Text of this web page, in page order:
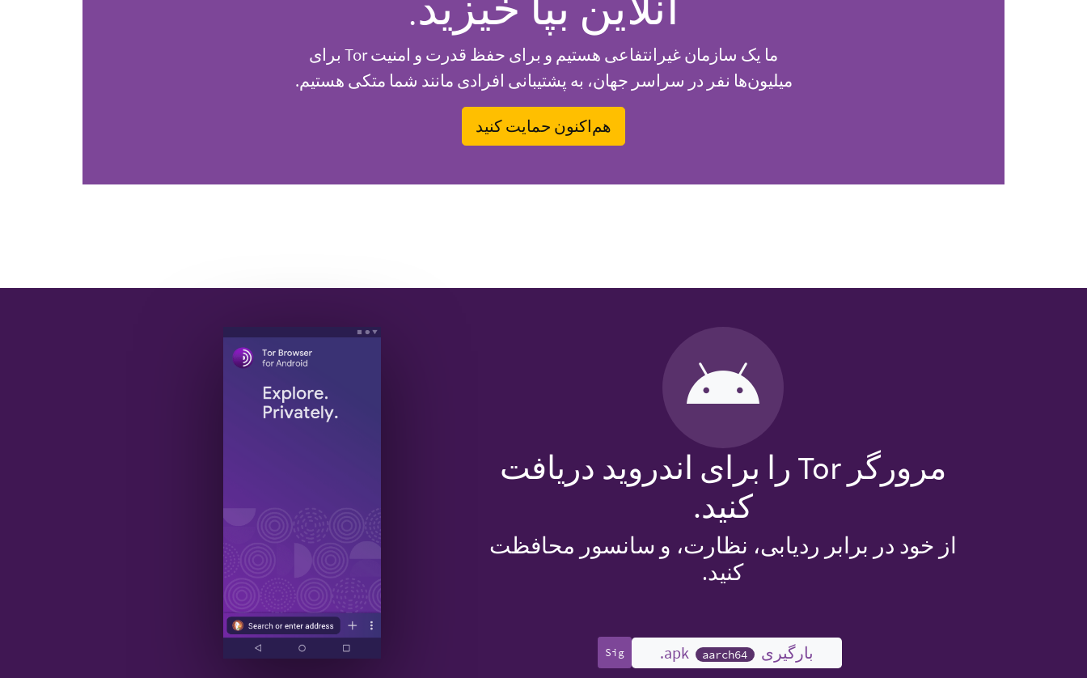
ما یک سازمان غیرانتفاعی هستیم و برای حفظ قدرت و امنیت Tor برای
میلیون‌ها نفر در سراسر جهان، به پشتیبانی افرادی مانند شما متکی هستیم.
هم‌اکنون حمایت کنید
مرورگر Tor را برای اندروید دریافت
کنید.
از خود در برابر ردیابی، نظارت، و سانسور محافظت
کنید.
بارگیری ‎.apk aarch64
Sig